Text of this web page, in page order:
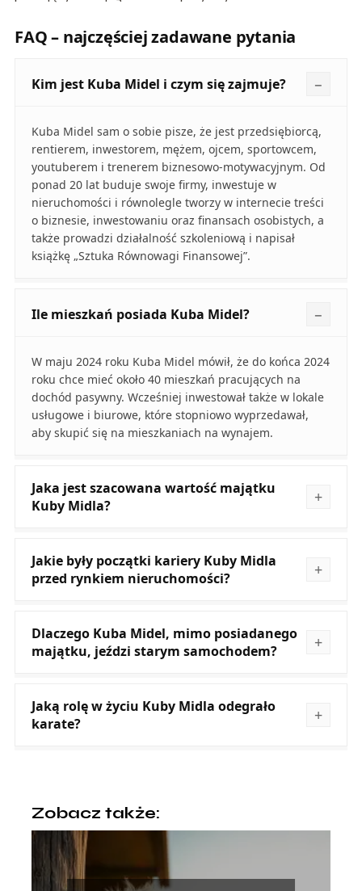
FAQ – najczęściej zadawane pytania
Kim jest Kuba Midel i czym się zajmuje?
Kuba Midel sam o sobie pisze, że jest przedsiębiorcą,
rentierem, inwestorem, mężem, ojcem, sportowcem,
youtuberem i trenerem biznesowo‑motywacyjnym. Od
ponad 20 lat buduje swoje firmy, inwestuje w
nieruchomości i równolegle tworzy w internecie treści
o biznesie, inwestowaniu oraz finansach osobistych, a
także prowadzi działalność szkoleniową i napisał
książkę „Sztuka Równowagi Finansowej”.
Ile mieszkań posiada Kuba Midel?
W maju 2024 roku Kuba Midel mówił, że do końca 2024
roku chce mieć około 40 mieszkań pracujących na
dochód pasywny. Wcześniej inwestował także w lokale
usługowe i biurowe, które stopniowo wyprzedawał,
aby skupić się na mieszkaniach na wynajem.
Jaka jest szacowana wartość majątku
Kuby Midla?
Jakie były początki kariery Kuby Midla
przed rynkiem nieruchomości?
Dlaczego Kuba Midel, mimo posiadanego
majątku, jeździ starym samochodem?
Jaką rolę w życiu Kuby Midla odegrało
karate?
Zobacz także: